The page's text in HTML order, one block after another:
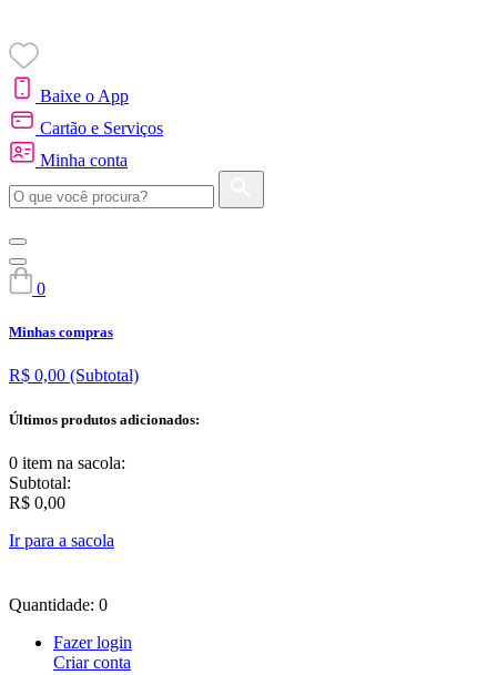
Baixe o App
Cartão e Serviços
Minha conta
0
Minhas compras
R$ 0,00 (Subtotal)
Últimos produtos adicionados:
0 item na sacola:
Subtotal:
R$ 0,00
Ir para a sacola
Quantidade: 0
Fazer login
Criar conta